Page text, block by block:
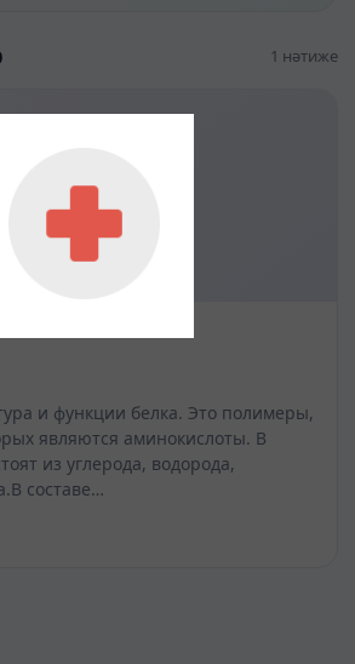
1 нәтиже
и функции белка. Это полимеры,
являются аминокислоты. В
из углерода, водорода,
составе…